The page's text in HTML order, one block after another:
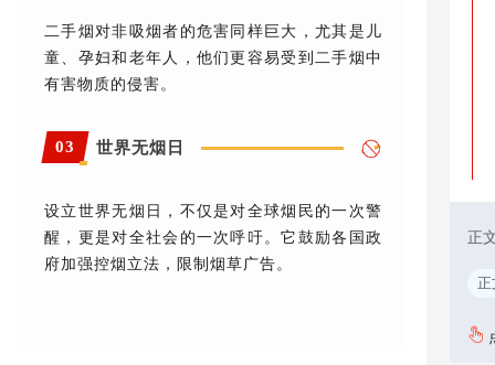
二手烟对非吸烟者的危害同样巨大，尤其是儿
童、孕妇和老年人，他们更容易受到二手烟中
有害物质的侵害。
03 世界无烟日
设立世界无烟日，不仅是对全球烟民的一次警
醒，更是对全社会的一次呼吁。它鼓励各国政
府加强控烟立法，限制烟草广告。
正
正